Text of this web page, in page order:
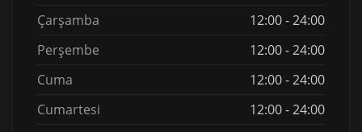
Çarşamba
12:00 - 24:00
Perşembe
12:00 - 24:00
Cuma
12:00 - 24:00
Cumartesi
12:00 - 24:00